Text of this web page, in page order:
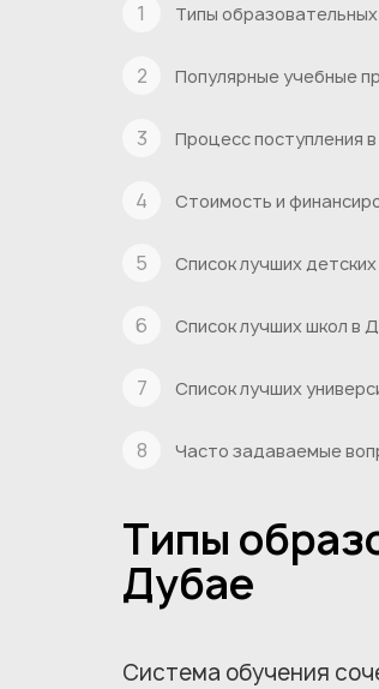
Типы
Популярные учебные
Процесс поступления
Стоимость и
Список лучших
Список лучших школ в
Список лучших
Часто задаваемые
Типы
Дубае
Система обучения